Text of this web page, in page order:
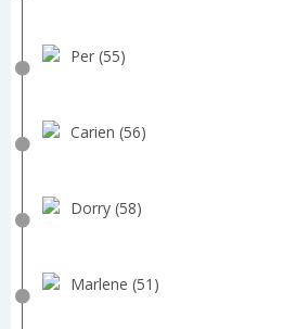
Per (55)
Carien (56)
Dorry (58)
Marlene (51)